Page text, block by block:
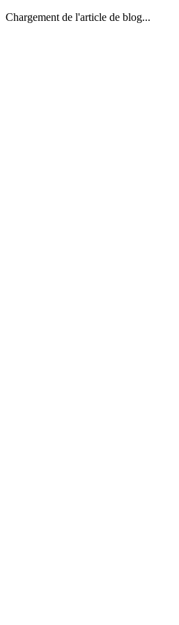
Chargement de l'article de blog...